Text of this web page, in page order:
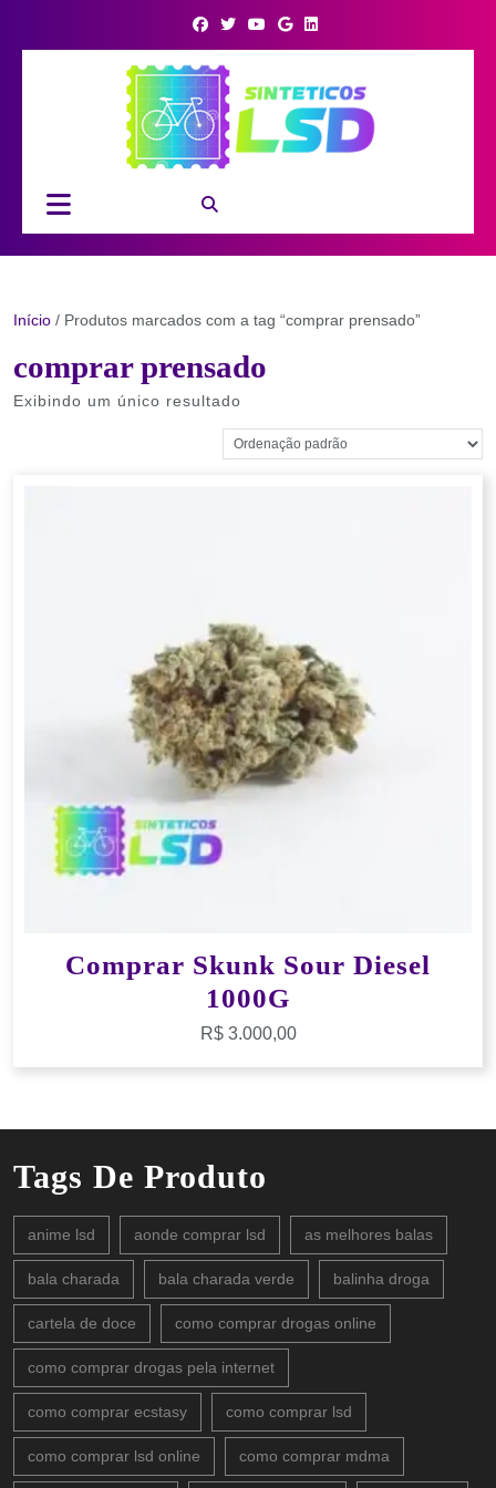
Button
Início / Produtos marcados com a tag “comprar prensado”
comprar prensado
Exibindo um único resultado
Comprar Skunk Sour Diesel
1000G
R$3.000,00
Tags De Produto
anime lsd aonde comprar lsd as melhores balas
bala charada bala charada verde balinha droga
cartela de doce como comprar drogas online
como comprar drogas pela internet
como comprar ecstasy como comprar lsd
como comprar lsd online como comprar mdma